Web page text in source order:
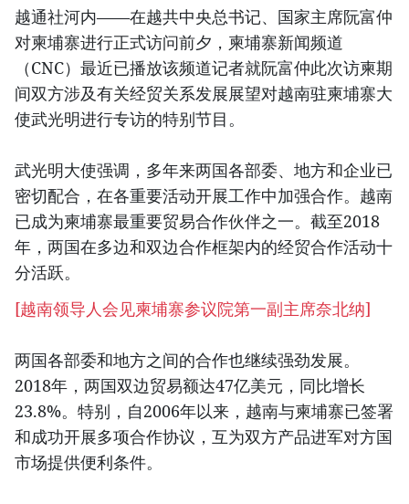
越通社河内——在越共中央总书记、国家主席阮富仲
对柬埔寨进行正式访问前夕，柬埔寨新闻频道
（CNC）最近已播放该频道记者就阮富仲此次访柬期
间双方涉及有关经贸关系发展展望对越南驻柬埔寨大
使武光明进行专访的特别节目。
武光明大使强调，多年来两国各部委、地方和企业已
密切配合，在各重要活动开展工作中加强合作。越南
已成为柬埔寨最重要贸易合作伙伴之一。截至2018
年，两国在多边和双边合作框架内的经贸合作活动十
分活跃。
[越南领导人会见柬埔寨参议院第一副主席奈北纳]
两国各部委和地方之间的合作也继续强劲发展。
2018年，两国双边贸易额达47亿美元，同比增长
23.8%。特别，自2006年以来，越南与柬埔寨已签署
和成功开展多项合作协议，互为双方产品进军对方国
市场提供便利条件。